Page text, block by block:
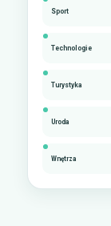
Sport
Technologie
Turystyka
Uroda
Wnętrza